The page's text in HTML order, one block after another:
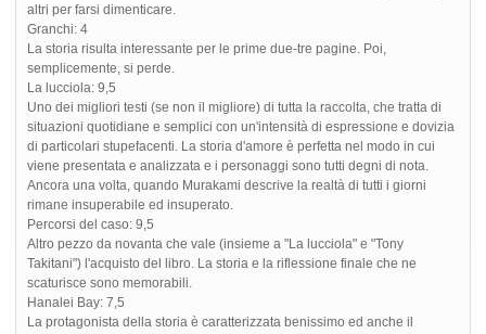
altri per farsi dimenticare.
Granchi: 4
La storia risulta interessante per le prime due-tre pagine. Poi,
semplicemente, si perde.
La lucciola: 9,5
Uno dei migliori testi (se non il migliore) di tutta la raccolta, che tratta di
situazioni quotidiane e semplici con un'intensità di espressione e dovizia
di particolari stupefacenti. La storia d'amore è perfetta nel modo in cui
viene presentata e analizzata e i personaggi sono tutti degni di nota.
Ancora una volta, quando Murakami descrive la realtà di tutti i giorni
rimane insuperabile ed insuperato.
Percorsi del caso: 9,5
Altro pezzo da novanta che vale (insieme a "La lucciola" e "Tony
Takitani") l'acquisto del libro. La storia e la riflessione finale che ne
scaturisce sono memorabili.
Hanalei Bay: 7,5
La protagonista della storia è caratterizzata benissimo ed anche il